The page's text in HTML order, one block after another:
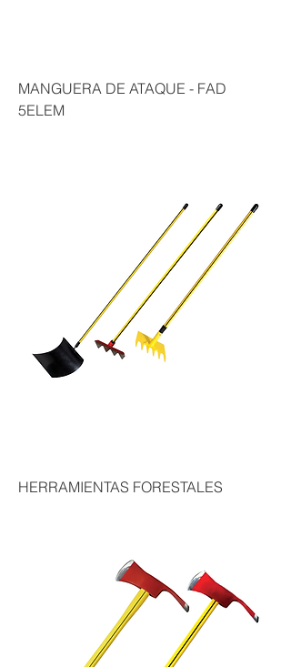
MANGUERA DE ATAQUE - FAD
5ELEM
HERRAMIENTAS FORESTALES